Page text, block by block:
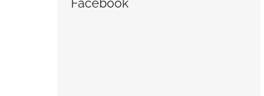
Facebook